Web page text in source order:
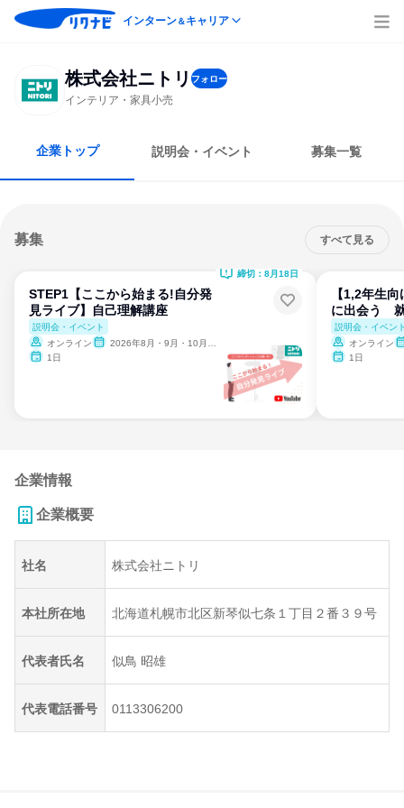
インターン＆キャリア
株式会社ニトリ フォロー
インテリア・家具小売
企業トップ 説明会・イベント 募集一覧
募集 すべて見る
STEP1【ここから始まる!自分発
見ライブ】自己理解講座
説明会・イベント
オンライン
2026年8月・9月・10月・11月・12月
1日
締切：8月18日
【1,2年生
に出会う
説明会・イベン
オンライン
1日
企業情報
企業概要
社名 株式会社ニトリ
本社所在地 北海道札幌市北区新琴似七条１丁目２番３９号
代表者氏名 似鳥 昭雄
代表電話番号 0113306200